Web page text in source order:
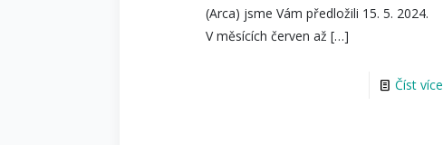
(Arca) jsme Vám předložili 15. 5. 2024.
V měsících červen až […]
Číst více